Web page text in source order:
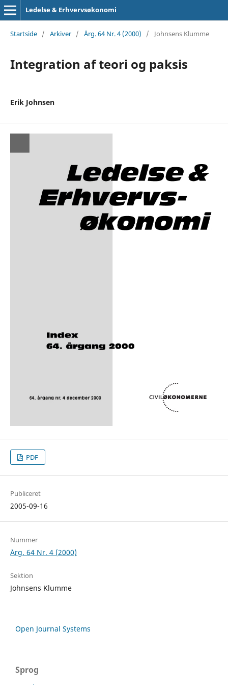
Ledelse & Erhvervsøkonomi
Startside / Arkiver / Årg. 64 Nr. 4 (2000) / Johnsens Klumme
Integration af teori og paksis
Erik Johnsen
PDF
Publiceret
2005-09-16
Nummer
Årg. 64 Nr. 4 (2000)
Sektion
Johnsens Klumme
Open Journal Systems
Sprog